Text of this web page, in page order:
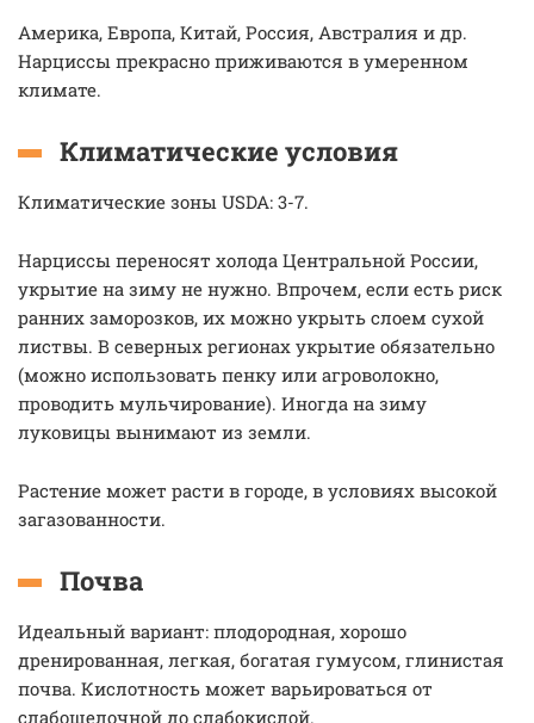
Америка, Европа, Китай, Россия, Австралия и др.
Нарциссы прекрасно приживаются в умеренном
климате.
Климатические условия
Климатические зоны USDA: 3-7.
Нарциссы переносят холода Центральной России,
укрытие на зиму не нужно. Впрочем, если есть риск
ранних заморозков, их можно укрыть слоем сухой
листвы. В северных регионах укрытие обязательно
(можно использовать пенку или агроволокно,
проводить мульчирование). Иногда на зиму
луковицы вынимают из земли.
Растение может расти в городе, в условиях высокой
загазованности.
Почва
Идеальный вариант: плодородная, хорошо
дренированная, легкая, богатая гумусом, глинистая
почва. Кислотность может варьироваться от
слабощелочной до слабокислой.